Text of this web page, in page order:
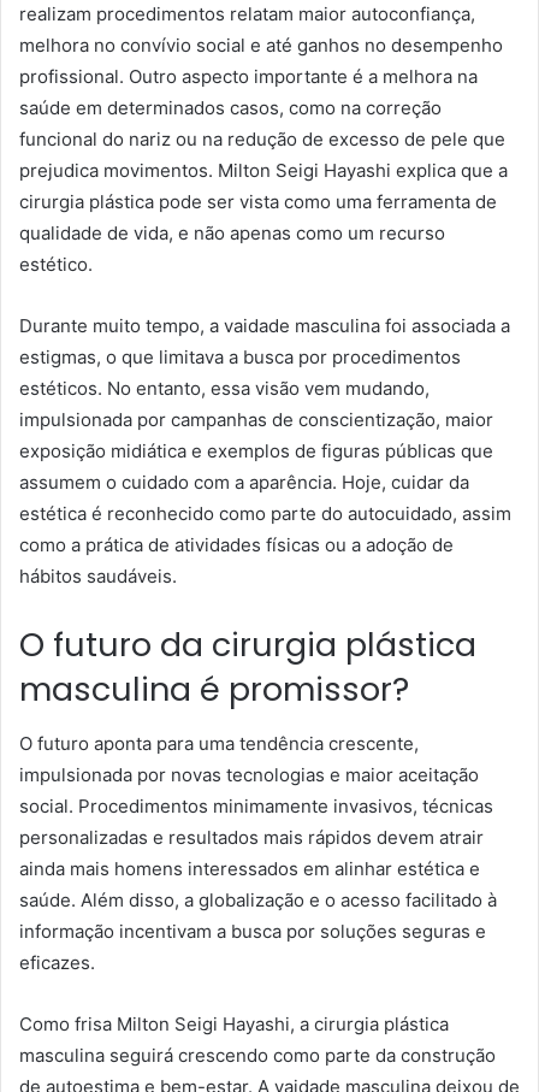
realizam procedimentos relatam maior autoconfiança,
melhora no convívio social e até ganhos no desempenho
profissional. Outro aspecto importante é a melhora na
saúde em determinados casos, como na correção
funcional do nariz ou na redução de excesso de pele que
prejudica movimentos. Milton Seigi Hayashi explica que a
cirurgia plástica pode ser vista como uma ferramenta de
qualidade de vida, e não apenas como um recurso
estético.
Durante muito tempo, a vaidade masculina foi associada a
estigmas, o que limitava a busca por procedimentos
estéticos. No entanto, essa visão vem mudando,
impulsionada por campanhas de conscientização, maior
exposição midiática e exemplos de figuras públicas que
assumem o cuidado com a aparência. Hoje, cuidar da
estética é reconhecido como parte do autocuidado, assim
como a prática de atividades físicas ou a adoção de
hábitos saudáveis.
O futuro da cirurgia plástica
masculina é promissor?
O futuro aponta para uma tendência crescente,
impulsionada por novas tecnologias e maior aceitação
social. Procedimentos minimamente invasivos, técnicas
personalizadas e resultados mais rápidos devem atrair
ainda mais homens interessados em alinhar estética e
saúde. Além disso, a globalização e o acesso facilitado à
informação incentivam a busca por soluções seguras e
eficazes.
Como frisa Milton Seigi Hayashi, a cirurgia plástica
masculina seguirá crescendo como parte da construção
de autoestima e bem-estar. A vaidade masculina deixou de